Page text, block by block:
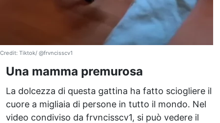
Credit: Tiktok/ @frvncisscv1
Una mamma premurosa
La dolcezza di questa gattina ha fatto sciogliere il
cuore a migliaia di persone in tutto il mondo. Nel
video condiviso da frvncisscv1, si può vedere il